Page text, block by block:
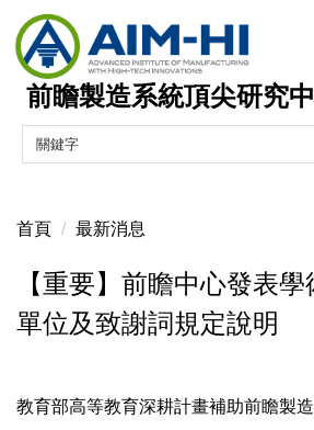
跳
到
主
要
內
前瞻製造系統頂尖研究
首頁 最新消息
【重要】前瞻中心發表
單位及致謝詞規定說明
教育部高等教育深耕計畫補助前瞻製